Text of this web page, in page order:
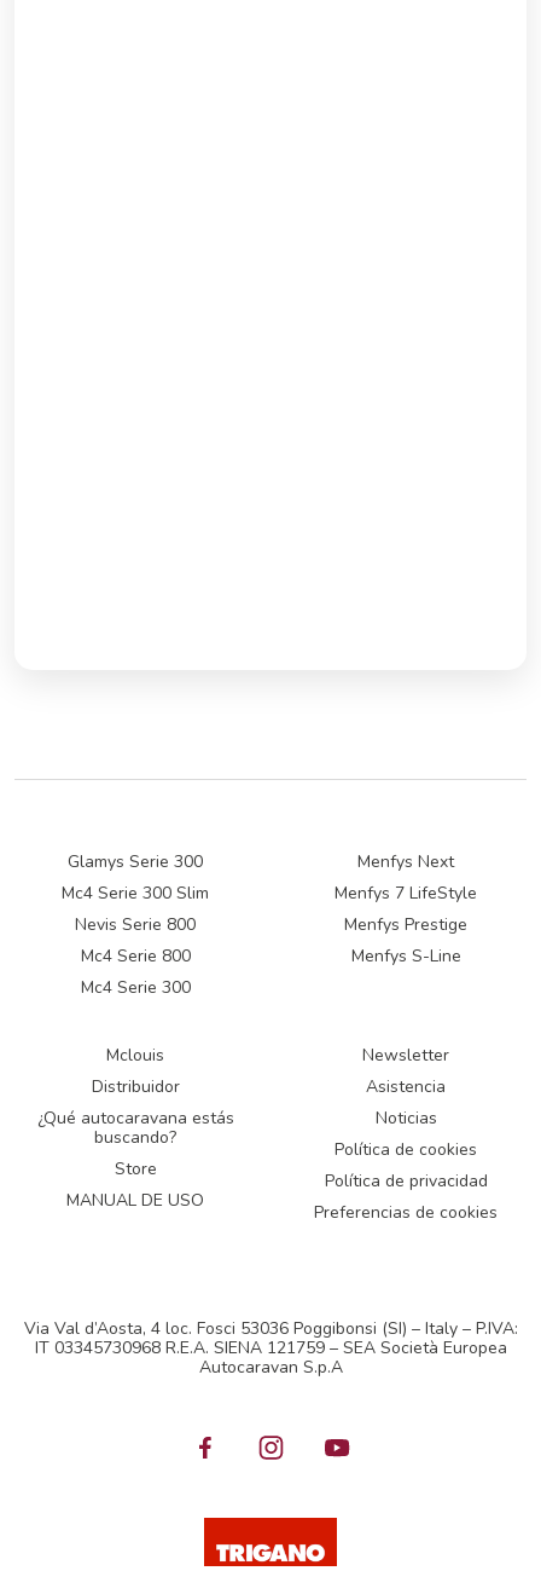
Glamys Serie 300
Mc4 Serie 300 Slim
Nevis Serie 800
Mc4 Serie 800
Mc4 Serie 300
Menfys Next
Menfys 7 LifeStyle
Menfys Prestige
Menfys S-Line
Mclouis
Distribuidor
¿Qué autocaravana estás
buscando?
Store
MANUAL DE USO
Newsletter
Asistencia
Noticias
Política de cookies
Política de privacidad
Preferencias de cookies
Via Val d’Aosta, 4 loc. Fosci 53036 Poggibonsi (SI) – Italy – P.IVA:
IT 03345730968 R.E.A. SIENA 121759 – SEA Società Europea
Autocaravan S.p.A